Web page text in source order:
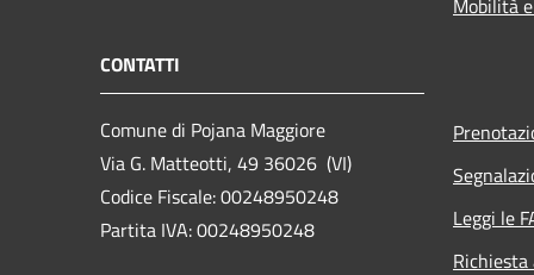
CONTATTI
Comune di Pojana Maggiore
Via G. Matteotti, 49 36026 (VI)
Codice Fiscale: 00248950248
Partita IVA: 00248950248
Leggi le